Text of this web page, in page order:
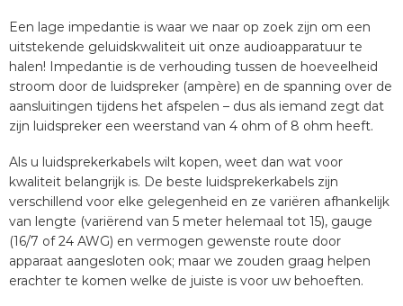
Een lage impedantie is waar we naar op zoek zijn om een
uitstekende geluidskwaliteit uit onze audioapparatuur te
halen! Impedantie is de verhouding tussen de hoeveelheid
stroom door de luidspreker (ampère) en de spanning over de
aansluitingen tijdens het afspelen – dus als iemand zegt dat
zijn luidspreker een weerstand van 4 ohm of 8 ohm heeft.
Als u luidsprekerkabels wilt kopen, weet dan wat voor
kwaliteit belangrijk is. De beste luidsprekerkabels zijn
verschillend voor elke gelegenheid en ze variëren afhankelijk
van lengte (variërend van 5 meter helemaal tot 15), gauge
(16/7 of 24 AWG) en vermogen gewenste route door
apparaat aangesloten ook; maar we zouden graag helpen
erachter te komen welke de juiste is voor uw behoeften.